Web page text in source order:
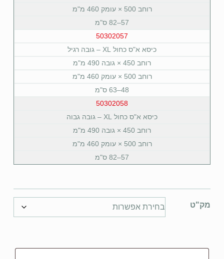
רוחב 500 × עומק 460 מ"מ
57–82 ס"מ
50302057
כיסא א"ס כחול XL – גובה רגיל
רוחב 450 × גובה 490 מ"מ
רוחב 500 × עומק 460 מ"מ
48–63 ס"מ
50302058
כיסא א"ס כחול XL – גובה גבוה
רוחב 450 × גובה 490 מ"מ
רוחב 500 × עומק 460 מ"מ
57–82 ס"מ
מק"ט